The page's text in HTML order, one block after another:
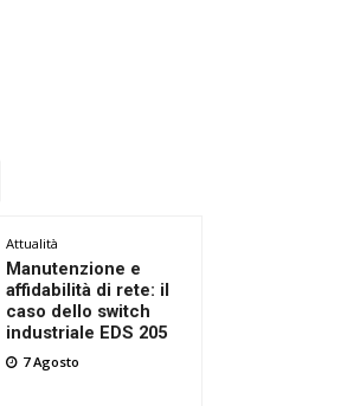
Attualità
Manutenzione e
affidabilità di rete: il
caso dello switch
industriale EDS 205
7 Agosto